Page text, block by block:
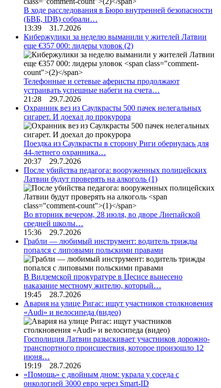
В ходе расследования в Бюро внутренней безопасности
(БВБ, IDB) собрали…
13:39 31.7.2026
Кибержулики за неделю выманили у жителей Латвии
еще €357 000: лидеры уловок (2)
Телефонные и сетевые аферисты продолжают
устраивать успешные набеги на счета…
21:28 29.7.2026
Охранник вез из Саулкрасты 500 пачек нелегальных
сигарет. И доехал до прокурора
Поездка из Саулкрасты в сторону Риги обернулась для
44-летнего охранника…
20:37 29.7.2026
После убийства педагога: вооруженных полицейских
Латвии будут проверять на алкоголь (1)
Во вторник вечером, 28 июля, во дворе Лиепайской
средней школы…
15:36 29.7.2026
Грабли — любимый инструмент: водитель трижды
попался с липовыми польскими правами
В Видземской прокуратуре в Цесисе вынесено
наказание местному жителю, который…
19:45 28.7.2026
Авария на улице Ригас: ищут участников столкновения
«Audi» и велосипеда (видео)
Госполиция Латвии разыскивает участников дорожно-
транспортного происшествия, которое произошло 12
июня…
19:19 28.7.2026
«Помощь» с двойным дном: украла у соседа с
онкологией 3000 евро через Smart-ID